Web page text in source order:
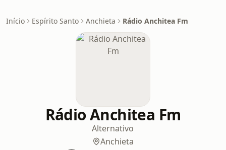
Início Espírito Santo Anchieta Rádio Anchitea Fm
Rádio Anchitea Fm
Alternativo
Anchieta